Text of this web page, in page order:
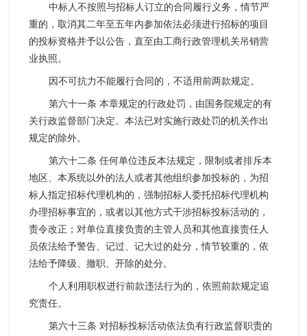
中标人不按照与招标人订立的合同履行义务，情节严
重的，取消其二年至五年内参加依法必须进行招标的项目
的投标资格并予以公告，直至由工商行政管理机关吊销营
业执照。
因不可抗力不能履行合同的，不适用前两款规定。
第六十一条 本章规定的行政处罚，由国务院规定的有
关行政监督部门决定。本法已对实施行政处罚的机关作出
规定的除外。
第六十二条 任何单位违反本法规定，限制或者排斥本
地区、本系统以外的法人或者其他组织参加投标的，为招
标人指定招标代理机构的，强制招标人委托招标代理机构
办理招标事宜的，或者以其他方式干涉招标投标活动的，
责令改正；对单位直接负责的主管人员和其他直接责任人
员依法给予警告、记过、记大过的处分，情节较重的，依
法给予降级、撤职、开除的处分。
个人利用职权进行前款违法行为的，依照前款规定追
究责任。
第六十三条 对招标投标活动依法负有行政监督职责的